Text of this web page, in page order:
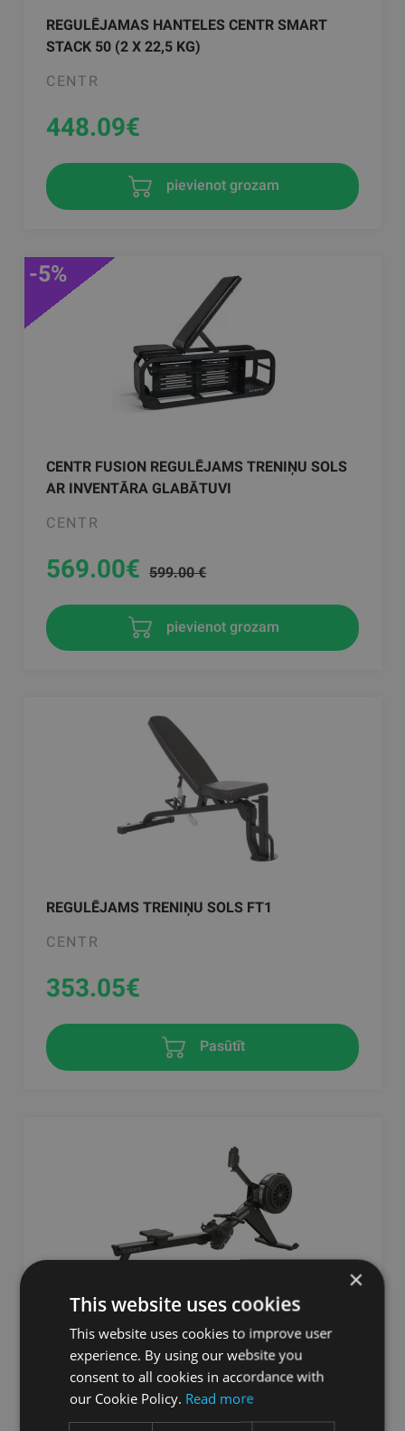
REGULĒJAMAS HANTELES CENTR SMART
STACK 50 (2 X 22,5 KG)
CENTR
448.09€
pievienot grozam
CENTR FUSION REGULĒJAMS TRENIŅU SOLS
AR INVENTĀRA GLABĀTUVI
CENTR
-5%
569.00€ 599.00 €
pievienot grozam
REGULĒJAMS TRENIŅU SOLS FT1
CENTR
353.05€
Pasūtīt
CENTR PERFORM SERIES AIRĒŠANAS
TRENAŽIERIS
CENTR
×
This website uses cookies
This website uses cookies to improve user
experience. By using our website you
consent to all cookies in accordance with
our Cookie Policy. Read more